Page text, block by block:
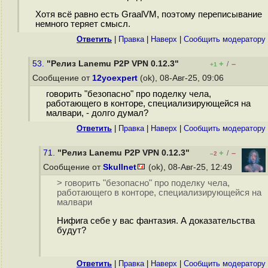
Хотя всё равно есть GraalVM, поэтому переписывание
немного теряет смысл.
Ответить Правка| Наверх Cообщить модератору
53. "Релиз Lanemu P2P VPN 0.12.3" +1 + / –
Сообщение от 12yoexpert (ok), 08-Авг-25, 09:06
говорить "безопасно" про поделку чела,
работающего в конторе, специализирующейся на
малвари, - долго думал?
Ответить Правка| Наверх Cообщить модератору
71. "Релиз Lanemu P2P VPN 0.12.3" –2 + / –
Сообщение от Skullnet (ok), 08-Авг-25, 12:49
> говорить "безопасно" про поделку чела,
работающего в конторе, специализирующейся на
малвари
Нифига себе у вас фантазия. А доказательства
будут?
Ответить Правка| Наверх Cообщить модератору